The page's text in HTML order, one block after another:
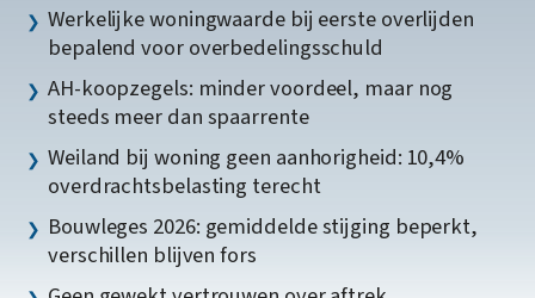
Werkelijke woningwaarde bij eerste overlijden
bepalend voor overbedelingsschuld
AH-koopzegels: minder voordeel, maar nog
steeds meer dan spaarrente
Weiland bij woning geen aanhorigheid: 10,4%
overdrachtsbelasting terecht
Bouwleges 2026: gemiddelde stijging beperkt,
verschillen blijven fors